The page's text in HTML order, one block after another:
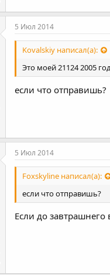
5 Июл 2014
Kovalskiy написал(а):
Это моей 21124 2005
если что отправишь?
5 Июл 2014
Foxskyline написал(а):
если что отправишь?
Если до